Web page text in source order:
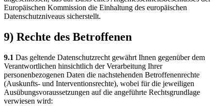
Europäischen Kommission die Einhaltung des europäischen
Datenschutzniveaus sicherstellt.
9) Rechte des Betroffenen
9.1 Das geltende Datenschutzrecht gewährt Ihnen gegenüber dem
Verantwortlichen hinsichtlich der Verarbeitung Ihrer
personenbezogenen Daten die nachstehenden Betroffenenrechte
(Auskunfts- und Interventionsrechte), wobei für die jeweiligen
Ausübungsvoraussetzungen auf die angeführte Rechtsgrundlage
verwiesen wird: